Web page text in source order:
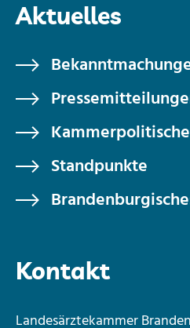
Aktuelles
Standpunkte
Kontakt
Landesärztekammer